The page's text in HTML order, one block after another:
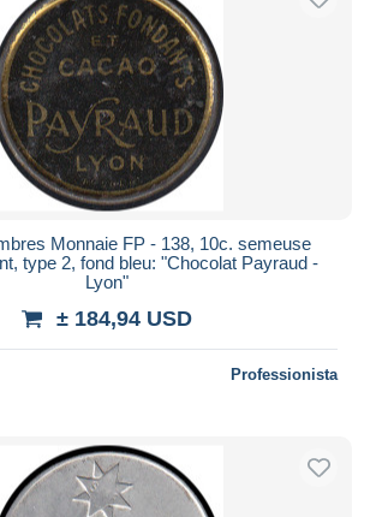
Monnaie FP - 138, 10c. semeuse
type 2, fond bleu: "Chocolat Payraud -
Lyon"
± 184,94 USD
Professionista